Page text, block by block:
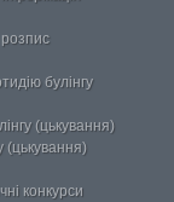
булінгу
(цькування)
(цькування)
конкурси